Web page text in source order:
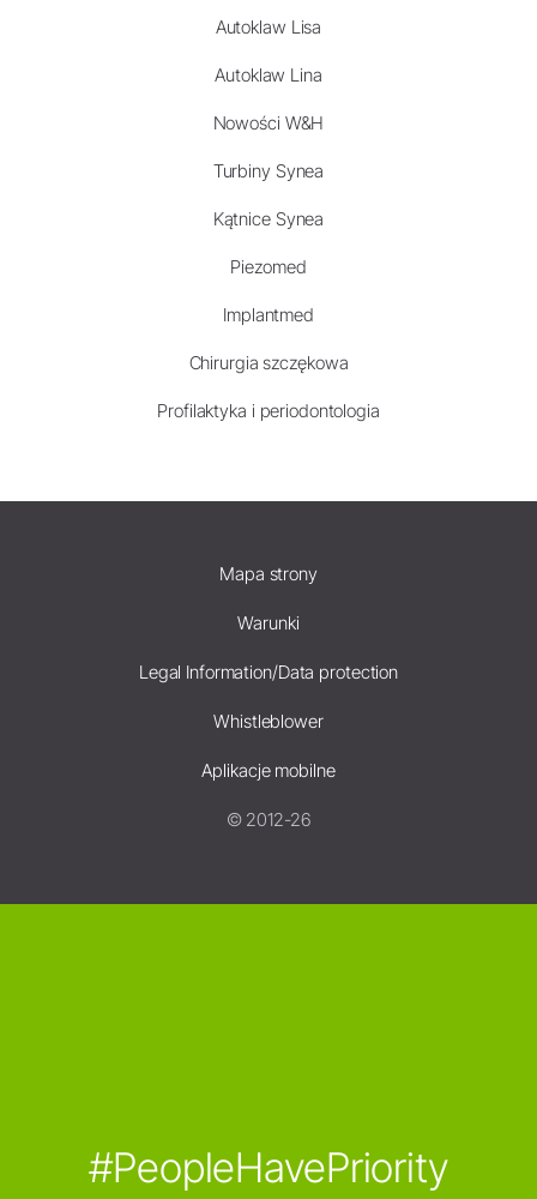
Autoklaw Lisa
Autoklaw Lina
Nowości W&H
Turbiny Synea
Kątnice Synea
Piezomed
Implantmed
Chirurgia szczękowa
Profilaktyka i periodontologia
Mapa strony
Warunki
Legal Information/Data protection
Whistleblower
Aplikacje mobilne
© 2012-26
#PeopleHavePriority